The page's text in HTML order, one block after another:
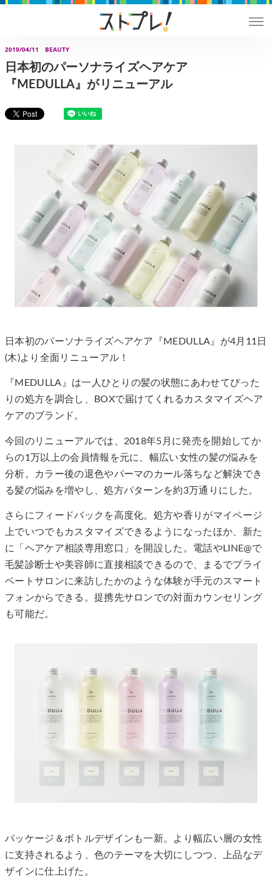
2019/04/11 BEAUTY
日本初のパーソナライズヘアケア
『MEDULLA』がリニューアル
日本初のパーソナライズヘアケア『MEDULLA』が4月11日
(木)より全面リニューアル！
『MEDULLA』は一人ひとりの髪の状態にあわせてぴった
りの処方を調合し、BOXで届けてくれるカスタマイズヘア
ケアのブランド。
今回のリニューアルでは、2018年5月に発売を開始してか
らの1万以上の会員情報を元に、幅広い女性の髪の悩みを
分析。カラー後の退色やパーマのカール落ちなど解決でき
る髪の悩みを増やし、処方パターンを約3万通りにした。
さらにフィードバックを高度化。処方や香りがマイページ
上でいつでもカスタマイズできるようになったほか、新た
に「ヘアケア相談専用窓口」を開設した。電話やLINE@で
毛髪診断士や美容師に直接相談できるので、まるでプライ
ベートサロンに来訪したかのような体験が手元のスマート
フォンからできる。提携先サロンでの対面カウンセリング
も可能だ。
パッケージ＆ボトルデザインも一新。より幅広い層の女性
に支持されるよう、色のテーマを大切にしつつ、上品なデ
ザインに仕上げた。